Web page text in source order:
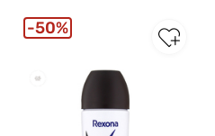
50%